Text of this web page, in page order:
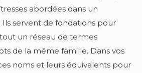
abordées dans un
servent de fondations pour
un réseau de termes
de la même famille. Dans vos
noms et leurs équivalents pour